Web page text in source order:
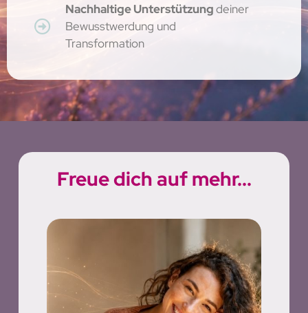
Nachhaltige Unterstützungdeiner
Bewusstwerdung und
Transformation
Freue dich auf mehr...